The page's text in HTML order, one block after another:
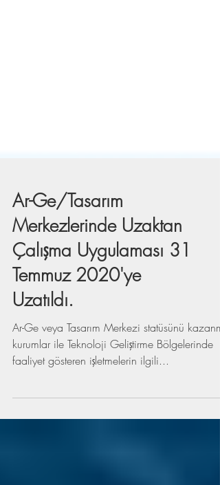
Ar-Ge/Tasarım
Merkezlerinde Uzaktan
Çalışma Uygulaması 31
Temmuz 2020'ye
Uzatıldı.
Ar-Ge veya Tasarım Merkezi statüsünü